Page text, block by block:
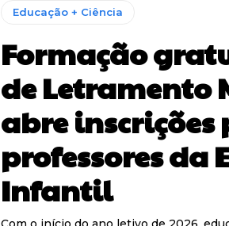
Educação + Ciência
Formação
de Letramento
abre inscrições
professores da
Infantil